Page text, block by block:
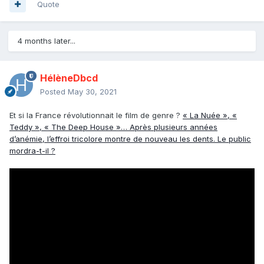
Quote
4 months later...
HélèneDbcd
Posted May 30, 2021
Et si la France révolutionnait le film de genre ? « La Nuée », «
Teddy », « The Deep House »… Après plusieurs années
d’anémie, l’effroi tricolore montre de nouveau les dents. Le public
mordra-t-il ?